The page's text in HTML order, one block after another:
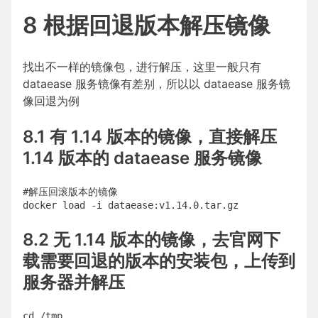
8 根据回退版本解压镜像
找出不一样的镜像包，进行解压，这里一般只有
dataease 服务镜像有差别，所以以 dataease 服务镜
像回退为例
8.1 有 1.14 版本的镜像，直接解压
1.14 版本的 dataease 服务镜像
#解压回滚版本的镜像
8.2 无 1.14 版本的镜像，去官网下
载需要回退的版本的安装包，上传到
服务器并解压